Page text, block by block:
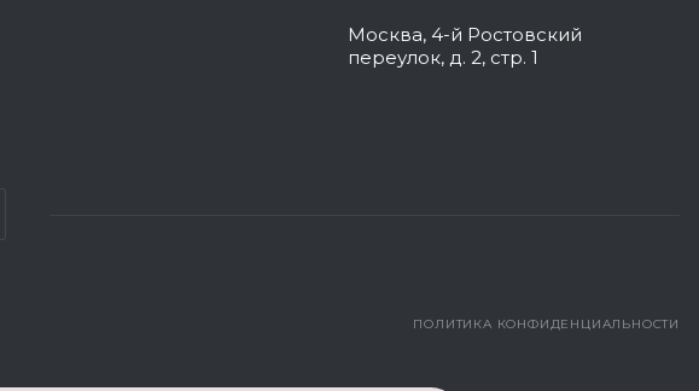
Москва, 4-й Ростовский
переулок, д. 2, стр. 1
ПОЛИТИКА КОНФИДЕНЦИАЛЬНОСТИ